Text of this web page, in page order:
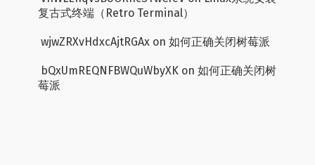
复古式终端（Retro Terminal）
wjwZRXvHdxcAjtRGAxon 如何正确关闭树莓派
bQxUmREQNFBWQuWbyXKon 如何正确关闭树
莓派